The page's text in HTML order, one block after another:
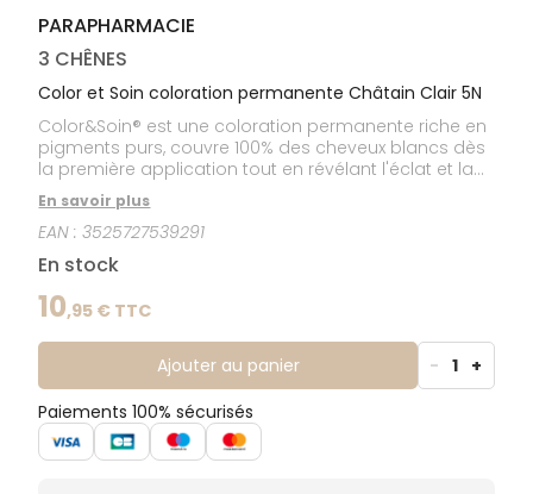
PARAPHARMACIE
3 CHÊNES
Color et Soin coloration permanente Châtain Clair 5N
Color&Soin® est une coloration permanente riche en
pigments purs, couvre 100% des cheveux blancs dès
la première application tout en révélant l'éclat et la
brillance des cheveux. Enrichie en protéines
végétales, Color&Soin® colore parfaitement le
cheveu tout en le rendant soyeux et ce, sans
l'alourdir !
En savoir plus
EAN :3525727539291
En stock
10,95 € TTC
Ajouter au panier - 1 +
Paiements 100% sécurisés